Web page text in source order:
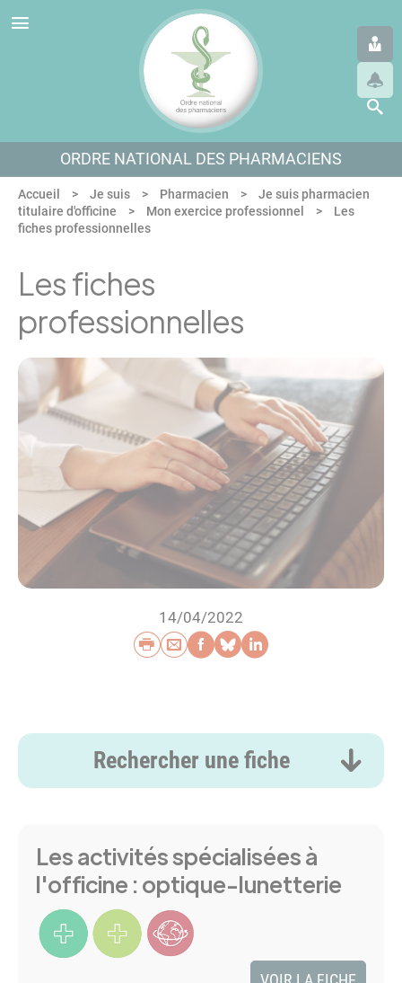
Aller au menu
Aller au contenu
Aller en bas de page
ORDRE NATIONAL DES PHARMACIENS
Accueil Je suis Pharmacien
Je suis pharmacien
titulaire d'officine
Mon exercice professionnel
Les
fiches professionnelles
Les fiches
professionnelles
14/04/2022
Imprimer
Envoyer par e-mail
Partager sur
Partager sur
Partager sur
Rechercher une fiche
Résultats
Les activités spécialisées à
l'officine : optique-lunetterie
Panneau de gestion des cookies